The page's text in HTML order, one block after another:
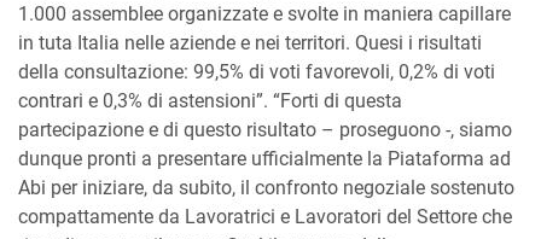
1.000 assemblee organizzate e svolte in maniera capillare
in tuta Italia nelle aziende e nei territori. Quesi i risultati
della consultazione: 99,5% di voti favorevoli, 0,2% di voti
contrari e 0,3% di astensioni”. “Forti di questa
partecipazione e di questo risultato – proseguono -, siamo
dunque pronti a presentare ufficialmente la Piataforma ad
Abi per iniziare, da subito, il confronto negoziale sostenuto
compattamente da Lavoratrici e Lavoratori del Settore che